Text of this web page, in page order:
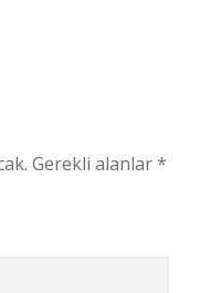
Gerekli alanlar*